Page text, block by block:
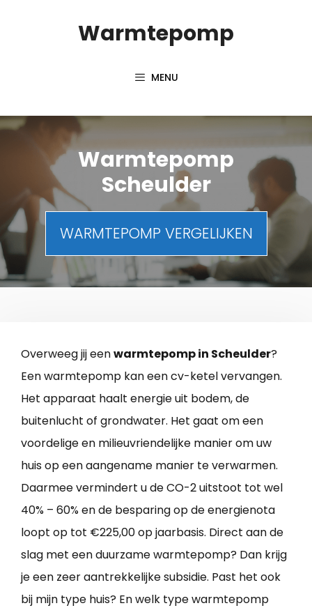
Warmtepomp
MENU
Warmtepomp
Scheulder
WARMTEPOMP VERGELIJKEN
Overweeg jij eenwarmtepomp in Scheulder?
Een warmtepomp kan een cv-ketel vervangen.
Het apparaat haalt energie uit bodem, de
buitenlucht of grondwater. Het gaat om een
voordelige en milieuvriendelijke manier om uw
huis op een aangename manier te verwarmen.
Daarmee vermindert u de CO-2 uitstoot tot wel
40% – 60% en de besparing op de energienota
loopt op tot €225,00 op jaarbasis. Direct aan de
slag met een duurzame warmtepomp? Dan krijg
je een zeer aantrekkelijke subsidie. Past het ook
bij mijn type huis? En welk type warmtepomp